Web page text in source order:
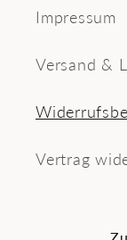
Impressum
Versand &
Vertrag